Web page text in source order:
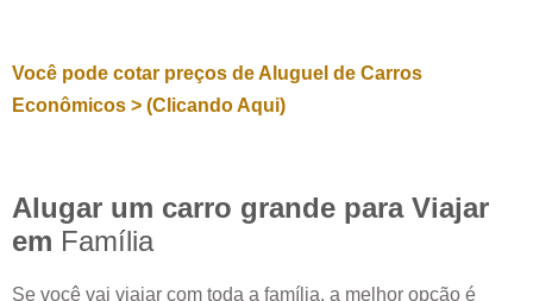
Você pode cotar preços de Aluguel de Carros
Econômicos > (Clicando Aqui)
Alugar um carro grande para Viajar
em Família
Se você vai viajar com toda a família, a melhor opção é